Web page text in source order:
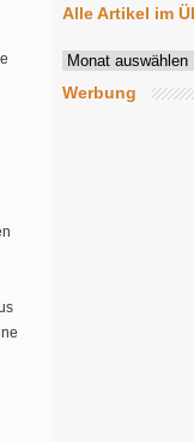
Alle Artikel im
Alle
im
Werbung